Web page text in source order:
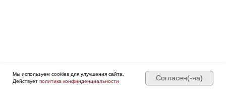
Мы используем cookies для улучшения сайта.
Действует политика конфинденциальности Согласен(-на)